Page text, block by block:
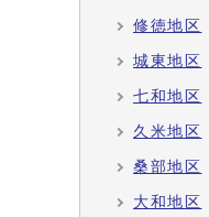
修徳地区
城東地区
七和地区
久米地区
桑部地区
大和地区